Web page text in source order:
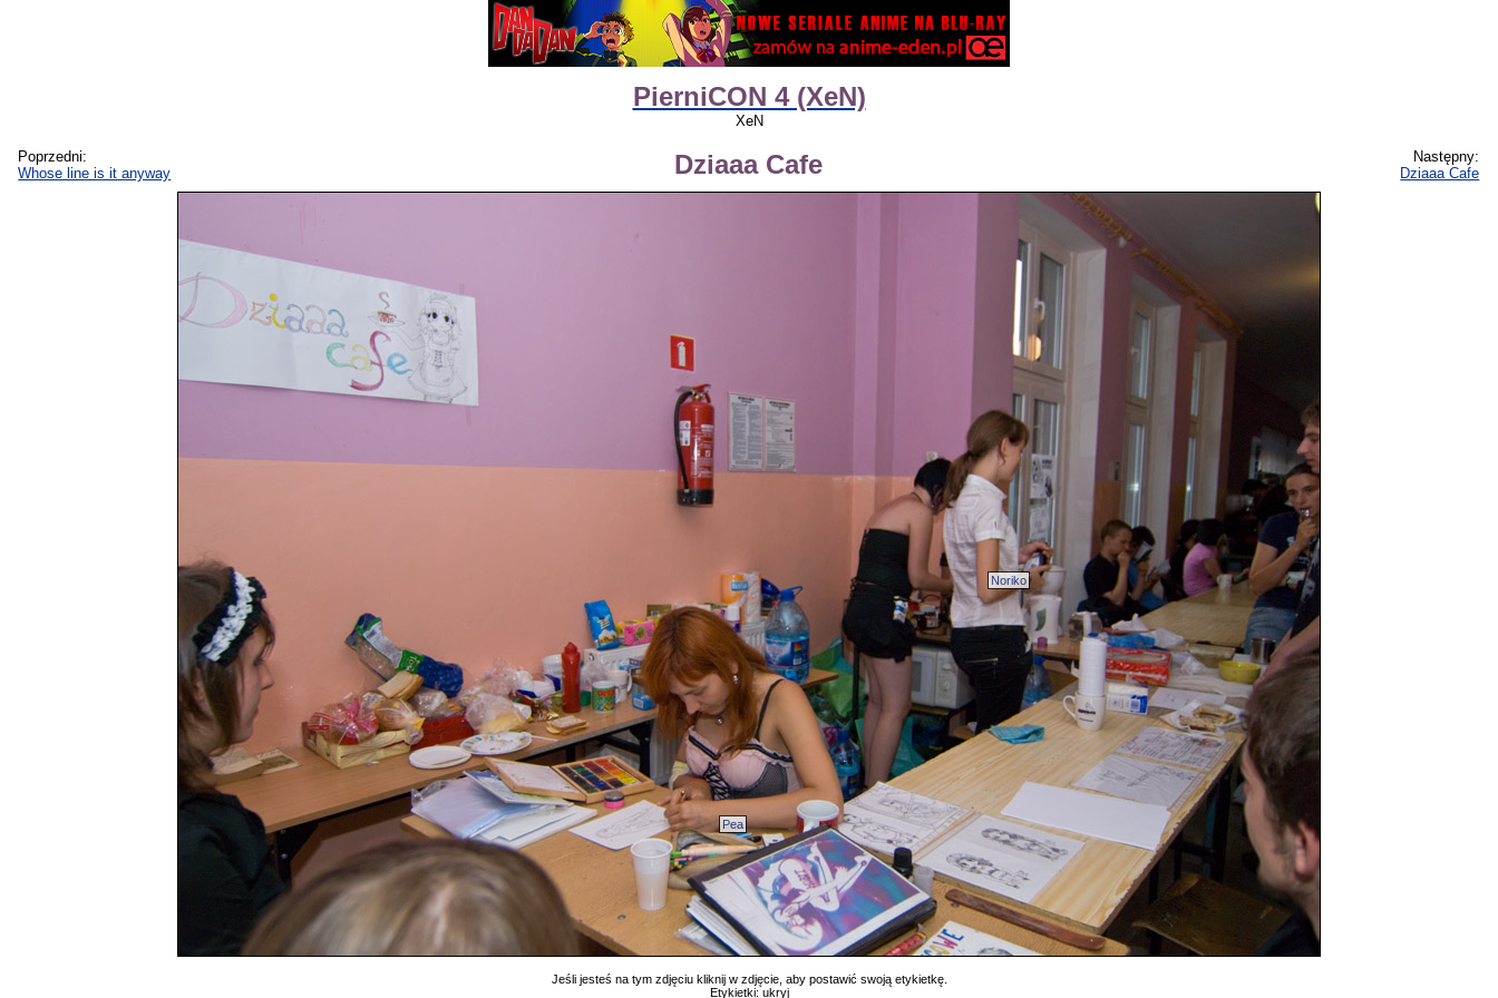
PierniCON 4 (XeN)
XeN
Poprzedni:
Whose line is it anyway
Dziaaa Cafe
Następny:
Dziaaa Cafe
Noriko
Pea
Jeśli jesteś na tym zdjęciu kliknij w zdjęcie, aby postawić swoją etykietkę.
Etykietki: ukryj